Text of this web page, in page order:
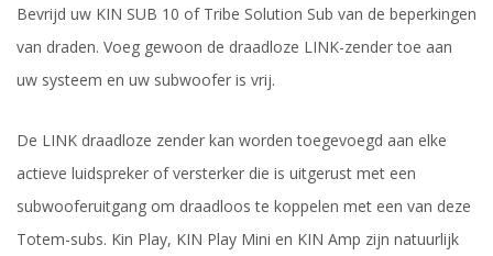
Bevrijd uw KIN SUB 10 of Tribe Solution Sub van de beperkingen
van draden. Voeg gewoon de draadloze LINK-zender toe aan
uw systeem en uw subwoofer is vrij.
De LINK draadloze zender kan worden toegevoegd aan elke
actieve luidspreker of versterker die is uitgerust met een
subwooferuitgang om draadloos te koppelen met een van deze
Totem-subs. Kin Play, KIN Play Mini en KIN Amp zijn natuurlijk